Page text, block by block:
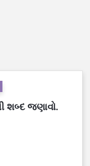
શબ્દ જણાવો.